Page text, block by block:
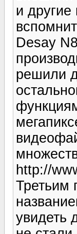
и другие
Desay
решили
http://
Третьим
увидеть